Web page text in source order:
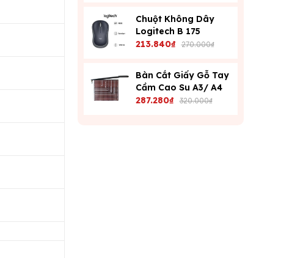
Chuột Không Dây
Logitech B 175
213.840₫ 270.000₫
Bàn Cắt Giấy Gỗ Tay
Cầm Cao Su A3/ A4
287.280₫ 320.000₫